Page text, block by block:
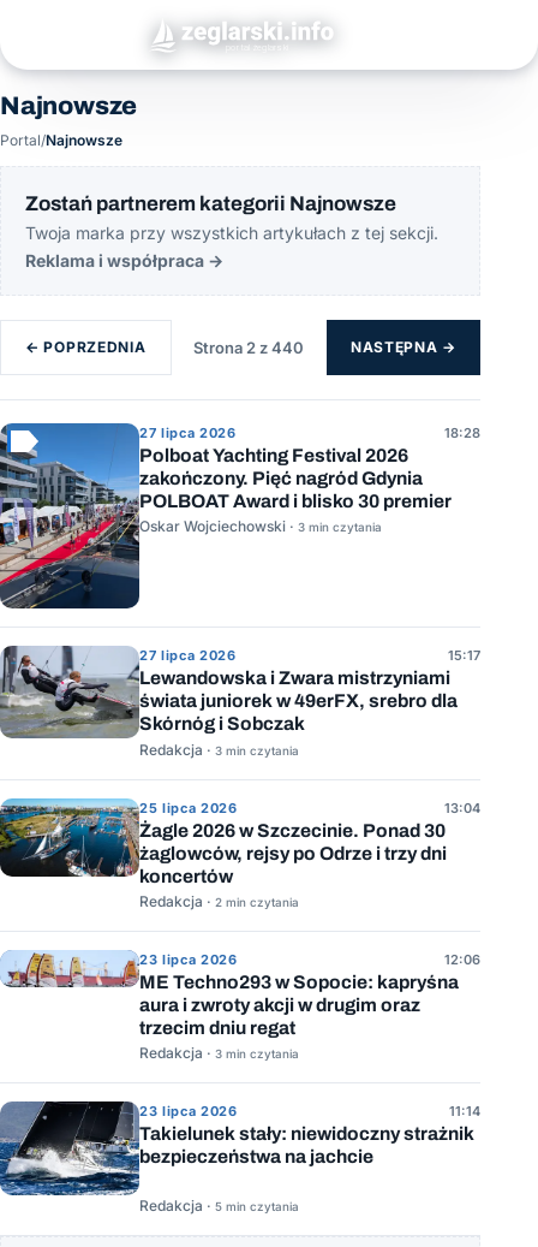
Najnowsze
Portal/Najnowsze
Zostań partnerem kategorii Najnowsze
Twoja marka przy wszystkich artykułach z tej sekcji.
Reklama i współpraca →
← POPRZEDNIA Strona 2 z 440 NASTĘPNA →
27 lipca 2026 18:28
Polboat Yachting Festival 2026
zakończony. Pięć nagród Gdynia
POLBOAT Award i blisko 30 premier
Oskar Wojciechowski · 3 min czytania
27 lipca 2026 15:17
Lewandowska i Zwara mistrzyniami
świata juniorek w 49erFX, srebro dla
Skórnóg i Sobczak
Redakcja · 3 min czytania
25 lipca 2026 13:04
Żagle 2026 w Szczecinie. Ponad 30
żaglowców, rejsy po Odrze i trzy dni
koncertów
Redakcja · 2 min czytania
23 lipca 2026 12:06
ME Techno293 w Sopocie: kapryśna
aura i zwroty akcji w drugim oraz
trzecim dniu regat
Redakcja · 3 min czytania
23 lipca 2026 11:14
Takielunek stały: niewidoczny strażnik
bezpieczeństwa na jachcie
Redakcja · 5 min czytania